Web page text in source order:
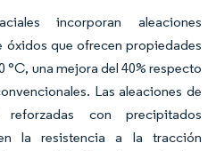
incorporan aleaciones
que ofrecen propiedades
°C, una mejora del 40% respecto
Las aleaciones de
con precipitados
la resistencia a la tracción